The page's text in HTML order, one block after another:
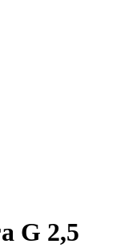
G 2,5